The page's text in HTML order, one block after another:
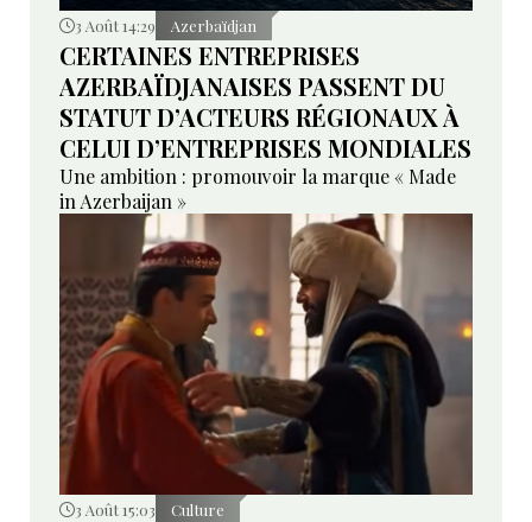
3 Août 14:29 Azerbaïdjan
CERTAINES ENTREPRISES
AZERBAÏDJANAISES PASSENT DU
STATUT D’ACTEURS RÉGIONAUX À
CELUI D’ENTREPRISES MONDIALES
Une ambition : promouvoir la marque « Made
in Azerbaijan »
3 Août 15:03 Culture